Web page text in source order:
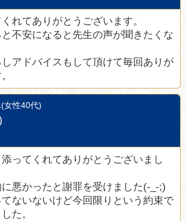
れてありがとうございます。
不安になると先生の声が聞きたくな
アドバイスもして頂けて毎回ありが
女性40代)
ってくれてありがとうございまし
悪かったと謝罪を受けました(-_-;)
ないないけど今回限りという約束で
た。